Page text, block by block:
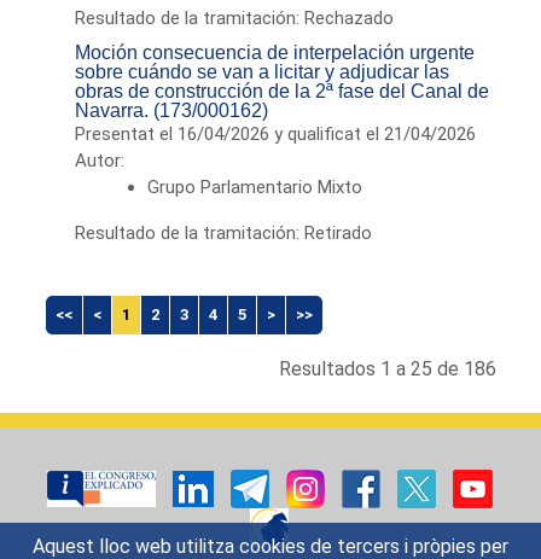
Aquest lloc web utilitza cookies de tercers i pròpies per
Resultado de la tramitación: Rechazado
Moción consecuencia de interpelación urgente
sobre cuándo se van a licitar y adjudicar las
obras de construcción de la 2ª fase del Canal de
Navarra. (173/000162)
Presentat el 16/04/2026 y qualificat el 21/04/2026
Autor:
Grupo Parlamentario Mixto
Resultado de la tramitación: Retirado
<< < 1 2 3 4 5 > >>
Resultados 1 a 25 de 186